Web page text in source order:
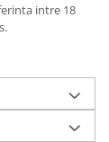
intre 18